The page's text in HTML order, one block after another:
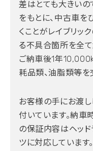
差はとても大きいの
をもとに、中古車を
くことがレイブリッ
る不具合箇所を全て
ご納車後1年
耗品類、油脂類等を
お客様の手にお渡し
付いています。納車
の保証内容はヘッ
ツに対応しています